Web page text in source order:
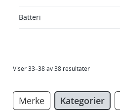
Batteri
Viser 33–38 av 38 resultater
Merke Kategorier